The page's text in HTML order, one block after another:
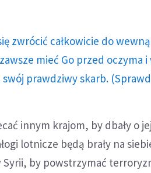
zwrócić całkowicie do
mieć Go przed oczyma
prawdziwy skarb.
innym krajom, by dbały o
lotnicze będą brały na
Syrii, by powstrzymać